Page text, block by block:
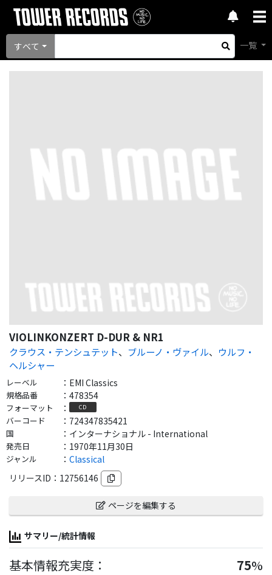
すべて 一覧
VIOLINKONZERT D-DUR & NR1
クラウス・テンシュテット、 ブルーノ・ヴァイル、 ウルフ・
ヘルシャー
レーベル ： EMI Classics
規格品番 ： 478354
フォーマット ： CD
バーコード ： 724347835421
国 ： インターナショナル - International
発売日 ： 1970年11月30日
ジャンル ： Classical
リリースID： 12756146
ページを編集する
サマリー/統計情報
基本情報充実度： 75%